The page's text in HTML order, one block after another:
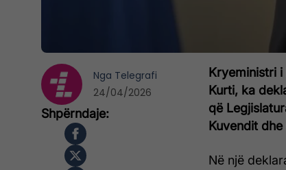
Kryeministri
Kurti, ka
që
Kuvendit
Në një
Nga Telegrafi
24/04/2026